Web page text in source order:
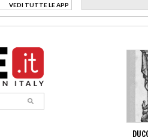
VEDI TUTTE LE APP
>